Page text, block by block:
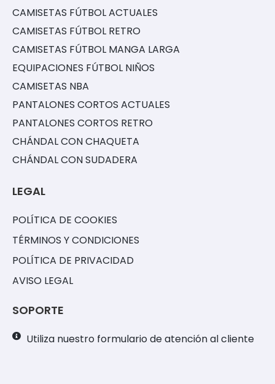
CAMISETAS FÚTBOL ACTUALES
CAMISETAS FÚTBOL RETRO
CAMISETAS FÚTBOL MANGA LARGA
EQUIPACIONES FÚTBOL NIÑOS
CAMISETAS NBA
PANTALONES CORTOS ACTUALES
PANTALONES CORTOS RETRO
CHÁNDAL CON CHAQUETA
CHÁNDAL CON SUDADERA
LEGAL
POLÍTICA DE COOKIES
TÉRMINOS Y CONDICIONES
POLÍTICA DE PRIVACIDAD
AVISO LEGAL
SOPORTE
Utiliza nuestro formulario de atención al cliente